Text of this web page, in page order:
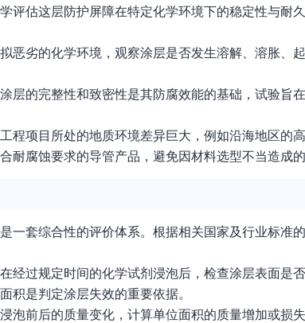
评估这层防护屏障在特定化学环境下的稳定性与耐
恶劣的化学环境，观察涂层是否发生溶解、溶胀、
层的完整性和致密性是其防腐效能的基础，试验旨
程项目所处的地质环境差异巨大，例如沿海地区的
耐腐蚀要求的导管产品，避免因材料选型不当造成
一套综合性的评价体系。根据相关国家及行业标准
经过规定时间的化学试剂浸泡后，检查涂层表面是
积是判定涂层失效的重要依据。
泡前后的质量变化，计算单位面积的质量增加或损